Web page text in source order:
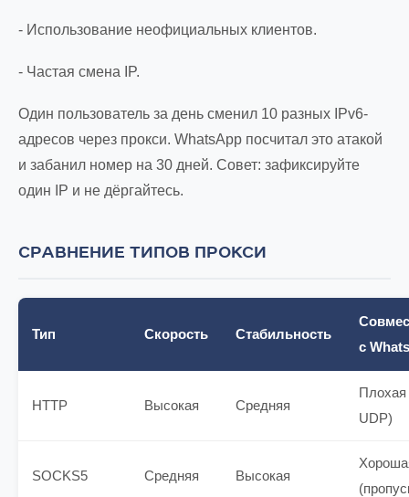
- Использование неофициальных клиентов.
- Частая смена IP.
Один пользователь за день сменил 10 разных IPv6-
адресов через прокси. WhatsApp посчитал это атакой
и забанил номер на 30 дней. Совет: зафиксируйте
один IP и не дёргайтесь.
СРАВНЕНИЕ ТИПОВ ПРОКСИ
Тип Скорость Стабильность
с
HTTP Высокая Средняя
Плохая
UDP)
SOCKS5 Средняя Высокая